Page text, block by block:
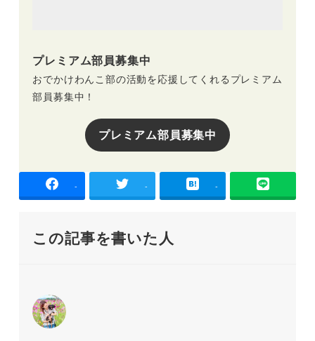
プレミアム部員募集中
おでかけわんこ部の活動を応援してくれるプレミアム
部員募集中！
プレミアム部員募集中
- - -
この記事を書いた人